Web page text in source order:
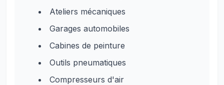
Ateliers mécaniques
Garages automobiles
Cabines de peinture
Outils pneumatiques
Compresseurs d'air